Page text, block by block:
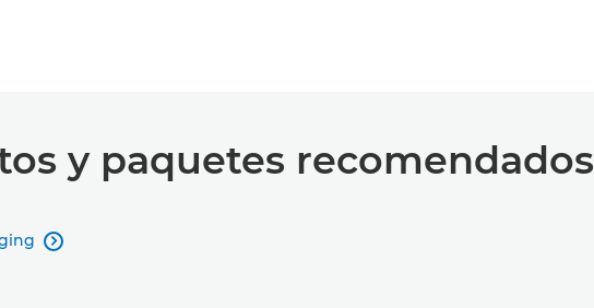
y paquetes recomendados
